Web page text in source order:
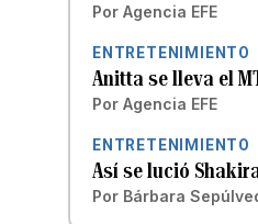
Por Agencia EFE
ENTRETENIMIENTO
Anitta se lleva el
Por Agencia EFE
ENTRETENIMIENTO
Así se lució
Por Bárbara